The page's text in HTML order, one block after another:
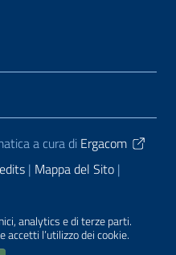
analytics e di terze parti.
accetti l’utilizzo dei cookie.
a cura di Ergacom
Mappa del Sito
Dichiarazione di